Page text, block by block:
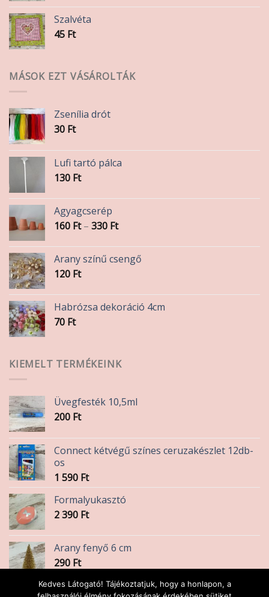
Szalvéta
45 Ft
MÁSOK EZT VÁSÁROLTÁK
Zsenília drót
30 Ft
Lufi tartó pálca
130 Ft
Agyagcserép
160 Ft – 330 FtÁrtartomány:
-
330 Ft
Arany színű csengő
120 Ft
Habrózsa dekoráció 4cm
70 Ft
KIEMELT TERMÉKEINK
Üvegfesték 10,5ml
200 Ft
Connect kétvégű színes ceruzakészlet 12db-
os
1 590 Ft
Formalyukasztó
2 390 Ft
Arany fenyő 6 cm
290 Ft
Kedves Látogató! Tájékoztatjuk, hogy a honlapon, a